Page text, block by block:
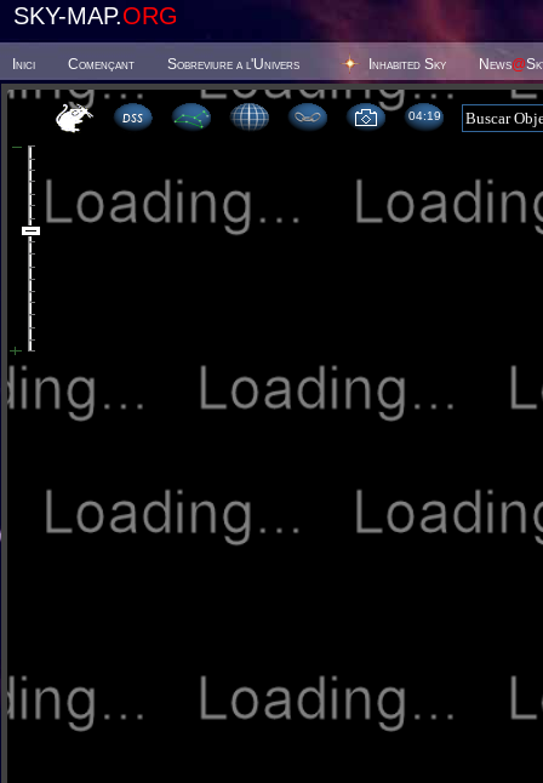
SKY-MAP.ORG
Inici Començant Sobreviure a l'Univers Inhabited Sky News@
04 19